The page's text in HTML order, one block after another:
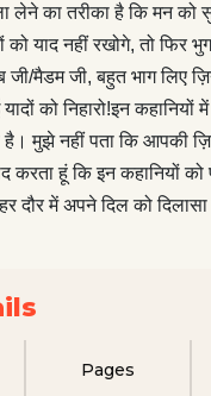
लेने का तरीका है कि मन को
को याद नहीं रखोगे, तो फिर
जी/मैडम जी, बहुत भाग लिए
को निहारो!इन कहानियों
है। मुझे नहीं पता कि आपकी
करता हूं कि इन कहानियों
दौर में अपने दिल को दिलासा
Pages